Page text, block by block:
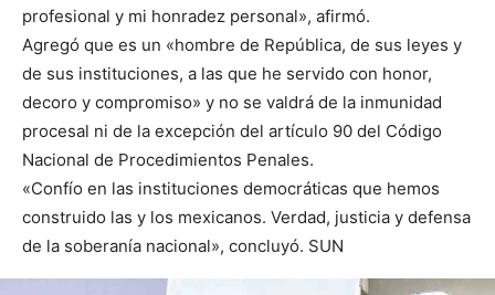
profesional y mi honradez personal», afirmó.
Agregó que es un «hombre de República, de sus leyes y
de sus instituciones, a las que he servido con honor,
decoro y compromiso» y no se valdrá de la inmunidad
procesal ni de la excepción del artículo 90 del Código
Nacional de Procedimientos Penales.
«Confío en las instituciones democráticas que hemos
construido las y los mexicanos. Verdad, justicia y defensa
de la soberanía nacional», concluyó. SUN